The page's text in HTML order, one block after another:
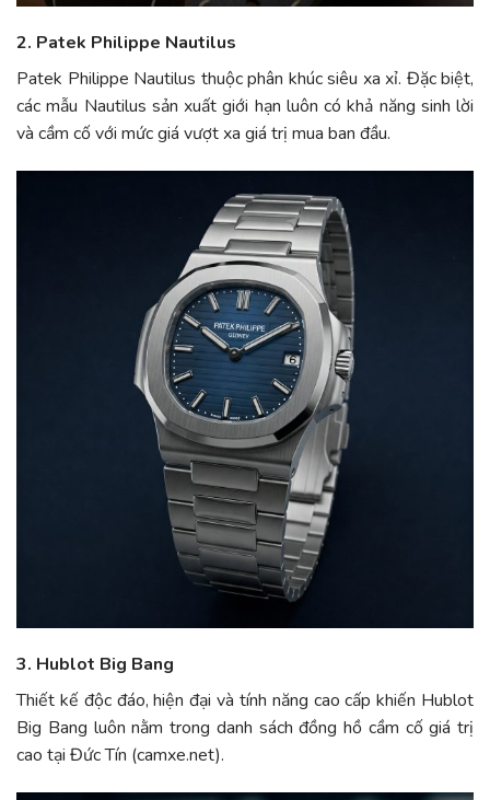
2. Patek Philippe Nautilus
Patek Philippe Nautilus thuộc phân khúc siêu xa xỉ. Đặc biệt,
các mẫu Nautilus sản xuất giới hạn luôn có khả năng sinh lời
và cầm cố với mức giá vượt xa giá trị mua ban đầu.
3. Hublot Big Bang
Thiết kế độc đáo, hiện đại và tính năng cao cấp khiến Hublot
Big Bang luôn nằm trong danh sách đồng hồ cầm cố giá trị
cao tại Đức Tín (camxe.net).